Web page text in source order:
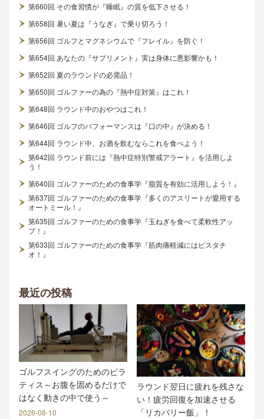
第660回 その食習慣が『睡眠』の質を低下させる！
第658回 暑い夏は『うなぎ』で乗り切ろう！
第656回 ゴルフとマグネシウムで『フレイル』を防ぐ！
第654回 あなたの『サプリメント』実は身体に悪影響かも！
第652回 夏のラウンドの必需品！
第650回 ゴルファーの為の『熱中症対策』はこれ！
第648回 ラウンド中のおやつはこれ！
第646回 ゴルフのパフォーマンスは『口の中』が決める！
第644回 ラウンド中、お酒を飲むならこれを食べよう！
第642回 ラウンド前には『熱中症特別警戒アラート』を活用しよ
う！
第640回 ゴルファーのための食事学『脂質を有効に活用しよう！』
第637回 ゴルファーのための食事学『多くのアスリートが愛用する
オートミール！』
第635回 ゴルファーのための食事学『玉ねぎを食べて柔軟性アッ
プ！』
第633回 ゴルファーのための食事学『筋肉痛軽減にはピスタチ
オ！』
最近の投稿
ゴルフスイングのためのピラ
ティス～お腹を固めるだけで
はなく動きの中で使う～
2026-08-10
ラウンド翌日に疲れを残さな
い！疲労回復を加速させる
「リカバリー飯」！